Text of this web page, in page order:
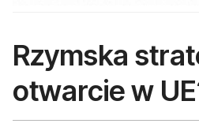
Rzymska
otwarcie w